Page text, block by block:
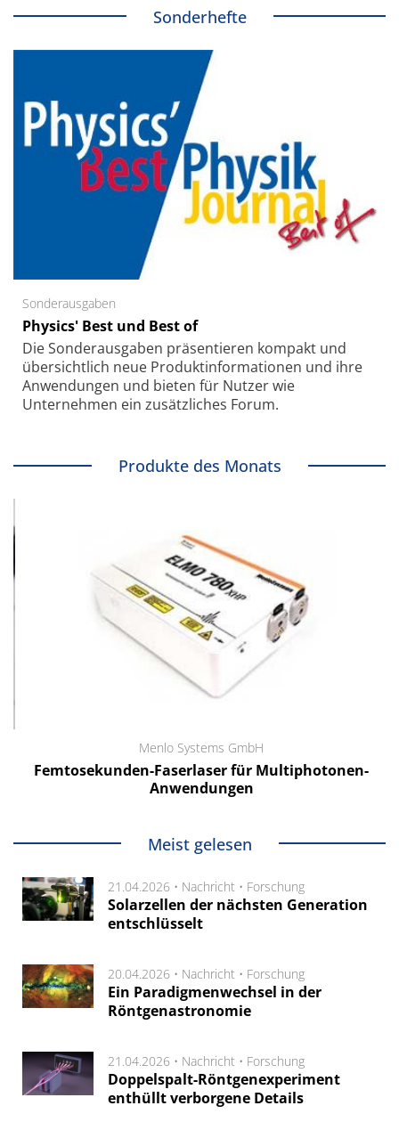
Sonderhefte
Sonderausgaben
Physics' Best und Best of
Die Sonder­ausgaben präsentieren kompakt und
übersichtlich neue Produkt­informationen und ihre
Anwendungen und bieten für Nutzer wie
Unternehmen ein zusätzliches Forum.
Produkte des Monats
Menlo Systems GmbH
Femtosekunden-Faserlaser für Multiphotonen-
Anwendungen
Meist gelesen
21.04.2026 • Nachricht • Forschung
Solarzellen der nächsten Generation
entschlüsselt
20.04.2026 • Nachricht • Forschung
Ein Paradigmenwechsel in der
Röntgenastronomie
21.04.2026 • Nachricht • Forschung
Doppelspalt-Röntgenexperiment
enthüllt verborgene Details